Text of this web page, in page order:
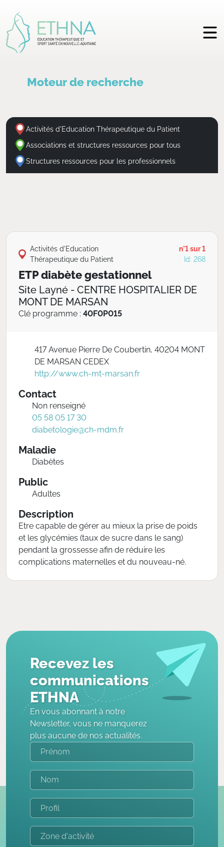
Moteur de recherche
Activités d'Education Thérapeutique du Patient
Associations et structures ressources pour tous
Structures ressources pour les professionnels
Activités d'Education
Thérapeutique du Patient
n°1 sur 1
Id: 268
ETP diabète gestationnel
Site Layné - CENTRE HOSPITALIER DE
MONT DE MARSAN
Clé programme : 40F0P015
417 Avenue Pierre De Coubertin, 40204 MONT
DE MARSAN CEDEX
http://www.ch-mt-marsan.fr
Contact
Non renseigné
05 58 05 17 30
diabetologie@ch-mdm.fr
Maladie
Diabètes
Public
Adultes
Description
Etre capable de gérer au mieux la prise de poids
et les glycémies (taux de sucre dans le sang)
pendant la grossesse afin de réduire les
complications maternelles et du nouveau-né.
Recevez les
communications
ETHNA
En vous abonnant à notre
Newsletter, vous ne manquerez
plus aucune de nos actualités.